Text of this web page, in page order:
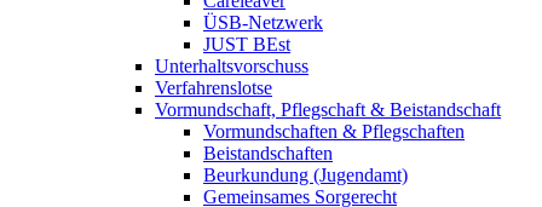
ÜSB-Netzwerk
JUST BEst
Unterhaltsvorschuss
Verfahrenslotse
Vormundschaft, Pflegschaft & Beistandschaft
Vormundschaften & Pflegschaften
Beistandschaften
Beurkundung (Jugendamt)
Gemeinsames Sorgerecht